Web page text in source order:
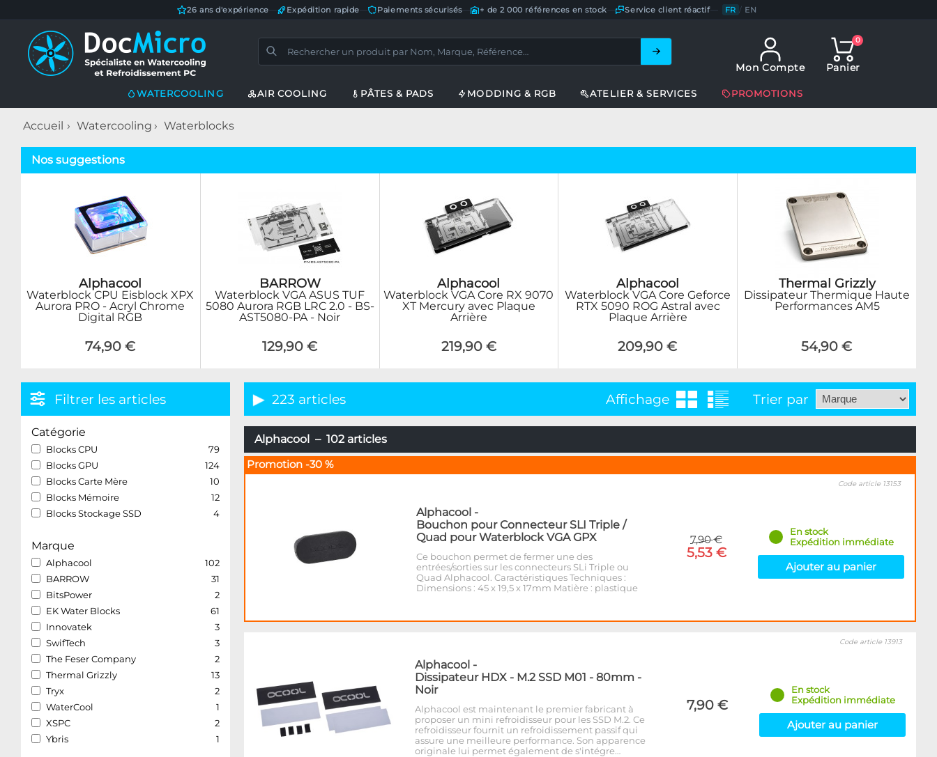
26 ans d'expérience Expédition rapide Paiements sécurisés— + de 2 000 références en stock Service client réactif— FR / EN
Mon Compte
0
Panier
WATERCOOLING AIR COOLING PÂTES & PADS MODDING & RGB ATELIER & SERVICES PROMOTIONS
Accueil Watercooling Waterblocks
Nos suggestions
Alphacool
Waterblock CPU Eisblock XPX
Aurora PRO - Acryl Chrome
Digital RGB
74,90 €
BARROW
Waterblock VGA ASUS TUF
5080 Aurora RGB LRC 2.0 - BS-
AST5080-PA - Noir
129,90 €
Alphacool
Waterblock VGA Core RX 9070
XT Mercury avec Plaque
Arrière
219,90 €
Alphacool
Waterblock VGA Core Geforce
RTX 5090 ROG Astral avec
Plaque Arrière
209,90 €
Thermal Grizzly
Dissipateur Thermique Haute
Performances AM5
54,90 €
Filtrer les articles
Catégorie
Blocks CPU
79
Blocks GPU
124
Blocks Carte Mère
10
Blocks Mémoire
12
Blocks Stockage SSD
4
Marque
Alphacool
102
BARROW
31
BitsPower
2
EK Water Blocks
61
Innovatek
3
SwifTech
3
The Feser Company
2
Thermal Grizzly
13
Tryx
2
WaterCool
1
XSPC
2
Ybris
1
223 articles Affichage Trier par
Alphacool – 102 articles
Promotion -30 %
Alphacool -
Bouchon pour Connecteur SLI Triple /
Quad pour Waterblock VGA GPX
Ce bouchon permet de fermer une des
entrées/sorties sur les connecteurs SLi Triple ou
Quad Alphacool. Caractéristiques Techniques :
Dimensions : 45 x 19,5 x 17mm Matière : plastique
7,90 €
5,53 €
Code article 13153
En stock
Expédition immédiate
Ajouter au panier
Alphacool -
Dissipateur HDX - M.2 SSD M01 - 80mm -
Noir
Alphacool est maintenant le premier fabricant à
proposer un mini refroidisseur pour les SSD M.2. Ce
refroidisseur fournit un refroidissement passif qui
assure une meilleure performance. Son apparence
originale lui permet également de s'intégre…
7,90 €
Code article 13913
En stock
Expédition immédiate
Ajouter au panier